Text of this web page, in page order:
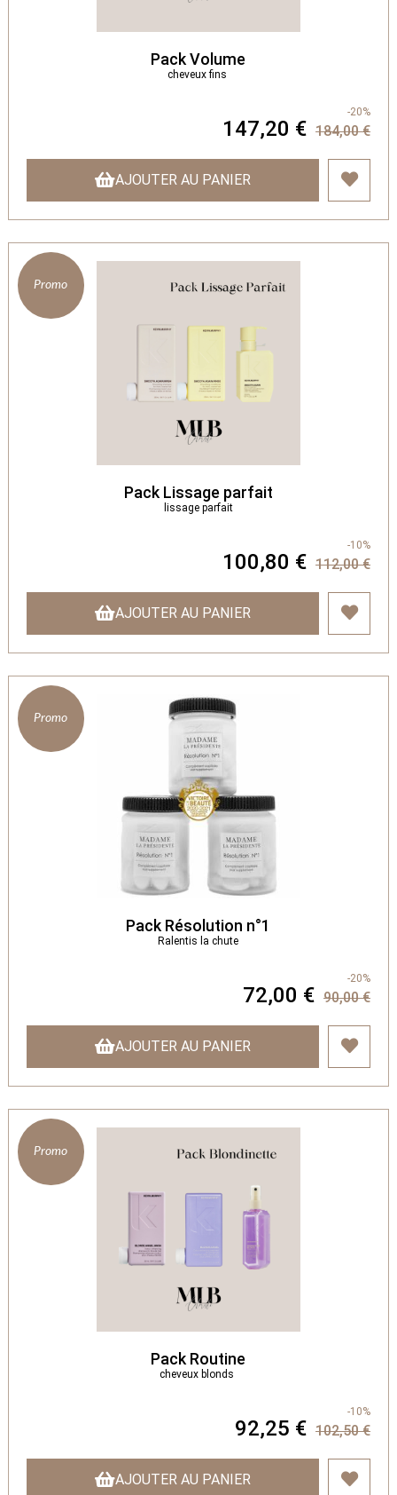
Pack Volume
cheveux fins
147,20 € 184,00 €
-20%
AJOUTER AU PANIER
Pack Lissage parfait
lissage parfait
100,80 € 112,00 €
-10%
AJOUTER AU PANIER
Promo
Pack Résolution n°1
Ralentis la chute
72,00 € 90,00 €
-20%
AJOUTER AU PANIER
Promo
Pack Routine
cheveux blonds
92,25 € 102,50 €
-10%
AJOUTER AU PANIER
Promo